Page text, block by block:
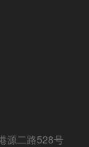
源二路528号